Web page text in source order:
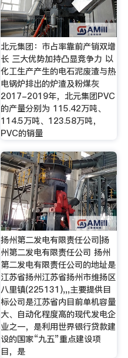
北元集团：市占率靠前产销双增
长 三大优势加持凸显竞争力 以
化工生产产生的电石泥废渣与热
电锅炉排出的炉渣及粉煤灰
2017-2019年，北元集团PVC
的产量分别为 115.42万吨、
114.5万吨、123.58万吨，
PVC的销量
扬州第二发电有限责任公司|扬
州第二发电有限责任公司 扬州
第二发电有限责任公司的地址是
江苏省扬州江苏省扬州市维扬区
八里镇(225131),,,主要提供目
标公司是江苏省内目前单机容量
大、自动化程度高的现代发电企
业之一，是利用世界银行贷款建
设的国家“九五”重点建设项
目，是